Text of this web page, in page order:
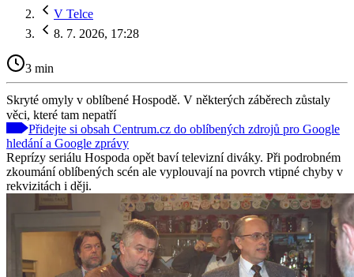
V Telce
8. 7. 2026, 17:28
3 min
Skryté omyly v oblíbené Hospodě. V některých záběrech zůstaly
věci, které tam nepatří
Přidejte si obsah Centrum.cz do oblíbených zdrojů pro Google
hledání a Google zprávy
Reprízy seriálu Hospoda opět baví televizní diváky. Při podrobném
zkoumání oblíbených scén ale vyplouvají na povrch vtipné chyby v
rekvizitách i ději.